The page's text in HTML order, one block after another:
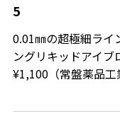
5
0.01㎜の超極細ラ
ングリキッドアイ
¥1,100（常盤薬品工